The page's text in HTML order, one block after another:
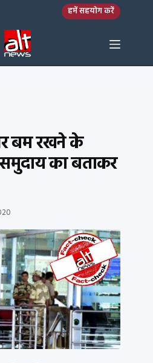
हमें सहयोग करें
बम रखने के
का बताकर